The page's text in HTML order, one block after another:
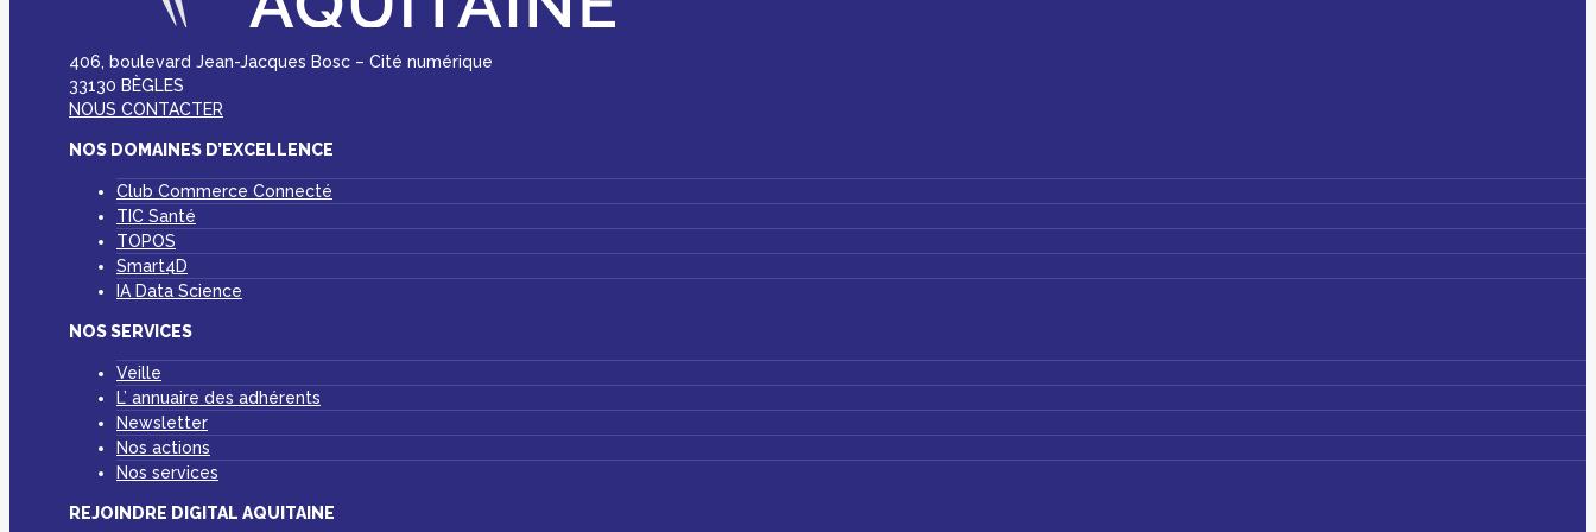
406, boulevard Jean-Jacques Bosc – Cité numérique
33130 BÈGLES
NOUS CONTACTER
NOS DOMAINES D’EXCELLENCE
Club Commerce Connecté
TIC Santé
TOPOS
Smart4D
IA Data Science
NOS SERVICES
Veille
L’ annuaire des adhérents
Newsletter
Nos actions
Nos services
REJOINDRE DIGITAL AQUITAINE